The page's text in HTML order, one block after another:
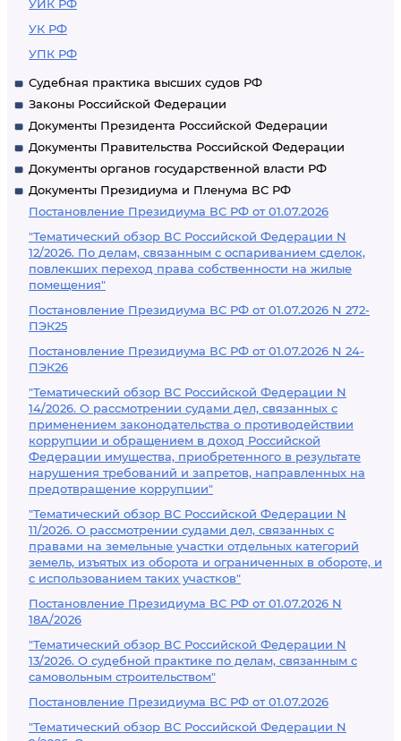
УИК РФ
УК РФ
УПК РФ
Судебная практика высших судов РФ
Законы Российской Федерации
Документы Президента Российской Федерации
Документы Правительства Российской Федерации
Документы органов государственной власти РФ
Документы Президиума и Пленума ВС РФ
Постановление Президиума ВС РФ от 01.07.2026
"Тематический обзор ВС Российской Федерации N
12/2026. По делам, связанным с оспариванием сделок,
повлекших переход права собственности на жилые
помещения"
Постановление Президиума ВС РФ от 01.07.2026 N 272-
ПЭК25
Постановление Президиума ВС РФ от 01.07.2026 N 24-
ПЭК26
"Тематический обзор ВС Российской Федерации N
14/2026. О рассмотрении судами дел, связанных с
применением законодательства о противодействии
коррупции и обращением в доход Российской
Федерации имущества, приобретенного в результате
нарушения требований и запретов, направленных на
предотвращение коррупции"
"Тематический обзор ВС Российской Федерации N
11/2026. О рассмотрении судами дел, связанных с
правами на земельные участки отдельных категорий
земель, изъятых из оборота и ограниченных в обороте, и
с использованием таких участков"
Постановление Президиума ВС РФ от 01.07.2026 N
18А/2026
"Тематический обзор ВС Российской Федерации N
13/2026. О судебной практике по делам, связанным с
самовольным строительством"
Постановление Президиума ВС РФ от 01.07.2026
"Тематический обзор ВС Российской Федерации N